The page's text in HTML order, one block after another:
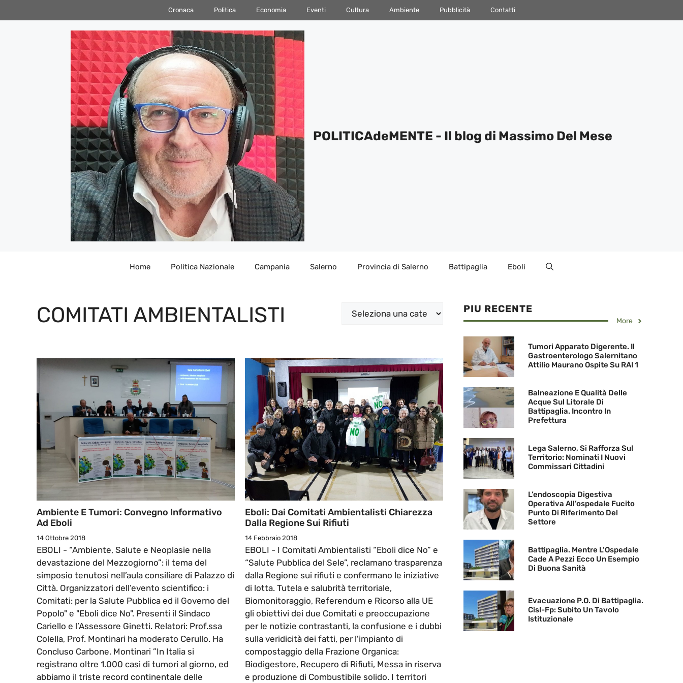
al
Cronaca Politica Economia Eventi Cultura Ambiente Pubblicità Contatti
POLITICAdeMENTE - Il blog di Massimo Del Mese
Home Politica Nazionale Campania Salerno Provincia di Salerno Battipaglia Eboli
COMITATI AMBIENTALISTI Categorie
Ambiente E Tumori: Convegno Informativo
Ad Eboli
14 Ottobre 2018
EBOLI - “Ambiente, Salute e Neoplasie nella
devastazione del Mezzogiorno”: il tema del
simposio tenutosi nell’aula consiliare di Palazzo di
Città. Organizzatori dell’evento scientifico: i
Comitati: per la Salute Pubblica ed il Governo del
Popolo" e "Eboli dice No". Presenti il Sindaco
Cariello e l’Assessore Ginetti. Relatori: Prof.ssa
Colella, Prof. Montinari ha moderato Cerullo. Ha
Concluso Carbone. Montinari ”In Italia si
registrano oltre 1.000 casi di tumori al giorno, ed
abbiamo il triste record continentale delle
Eboli: Dai Comitati Ambientalisti Chiarezza
Dalla Regione Sui Rifiuti
14 Febbraio 2018
EBOLI - I Comitati Ambientalisti “Eboli dice No” e
“Salute Pubblica del Sele”, reclamano trasparenza
dalla Regione sui rifiuti e confermano le iniziative
di lotta. Tutela e salubrità territoriale,
Biomonitoraggio, Referendum e Ricorso alla UE
gli obiettivi dei due Comitati e preoccupazione
per le notizie contrastanti, la confusione e i dubbi
sulla veridicità dei fatti, per l'impianto di
compostaggio della Frazione Organica:
Biodigestore, Recupero di Rifiuti, Messa in riserva
e produzione di Combustibile solido. I territori
PIU RECENTE
More
Tumori Apparato Digerente. Il
Gastroenterologo Salernitano
Attilio Maurano Ospite Su RAI 1
Balneazione E Qualità Delle
Acque Sul Litorale Di
Battipaglia. Incontro In
Prefettura
Lega Salerno, Si Rafforza Sul
Territorio: Nominati I Nuovi
Commissari Cittadini
L’endoscopia Digestiva
Operativa All’ospedale Fucito
Punto Di Riferimento Del
Settore
Battipaglia. Mentre L’Ospedale
Cade A Pezzi Ecco Un Esempio
Di Buona Sanità
Evacuazione P.O. Di Battipaglia.
Cisl-Fp: Subito Un Tavolo
Istituzionale